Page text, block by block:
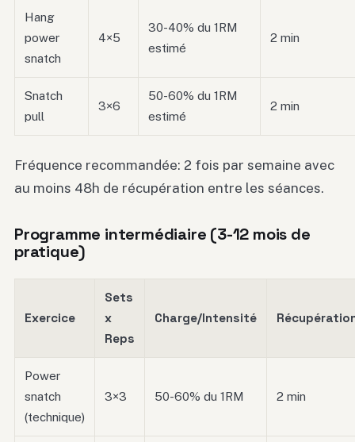
Hang
power
snatch
4×5
30-40% du 1RM
estimé
2 min
Snatch
pull
3×6
50-60% du 1RM
estimé
2 min
Fréquence recommandée: 2 fois par semaine avec
au moins 48h de récupération entre les séances.
Programme intermédiaire (3-12 mois de
pratique)
Exercice
Sets
x
Reps
Charge/Intensité
Power
snatch
(technique)
3×3 50-60% du 1RM 2 min